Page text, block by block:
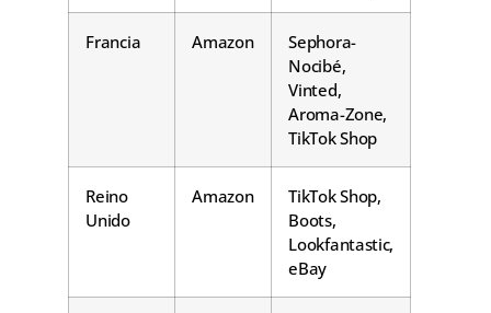
Francia Amazon
Sephora-
Nocibé,
Vinted,
Aroma-Zone,
TikTok Shop
Reino
Unido
Amazon
TikTok Shop,
Boots,
Lookfantastic,
eBay